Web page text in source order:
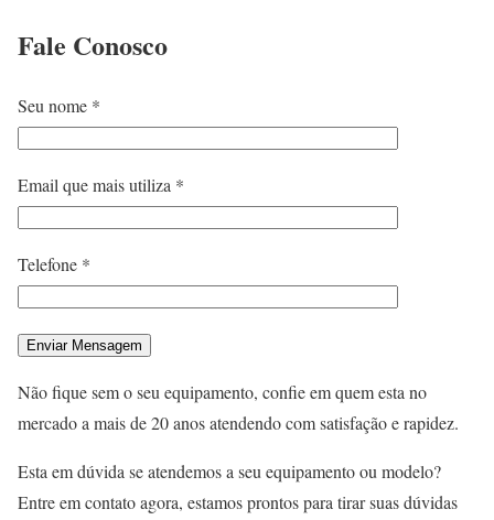
Fale Conosco
Seu nome *
Email que mais utiliza *
Telefone *
Não fique sem o seu equipamento, confie em quem esta no
mercado a mais de 20 anos atendendo com satisfação e rapidez.
Esta em dúvida se atendemos a seu equipamento ou modelo?
Entre em contato agora, estamos prontos para tirar suas dúvidas